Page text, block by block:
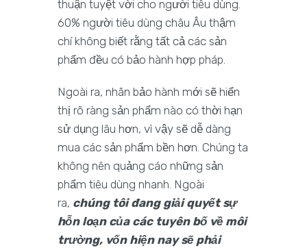
thuận tuyệt vời cho người tiêu dùng.
60% người tiêu dùng châu Âu thậm
chí không biết rằng tất cả các sản
phẩm đều có bảo hành hợp pháp.
Ngoài ra, nhãn bảo hành mới sẽ hiển
thị rõ ràng sản phẩm nào có thời hạn
sử dụng lâu hơn, vì vậy sẽ dễ dàng
mua các sản phẩm bền hơn. Chúng ta
không nên quảng cáo những sản
phẩm tiêu dùng nhanh. Ngoài
ra, chúng tôi đang giải quyết sự
hỗn loạn của các tuyên bố về môi
trường, vốn hiện nay sẽ phải